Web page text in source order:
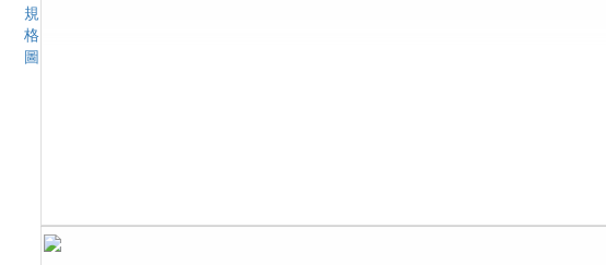
規
格
圖